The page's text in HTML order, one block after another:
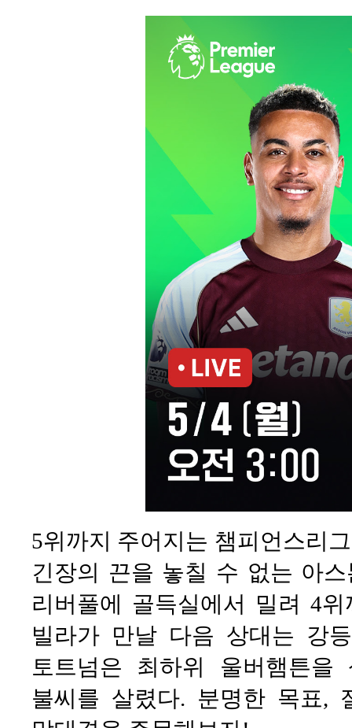
5위까지 주어지는 챔피언스리
긴장의 끈을 놓칠 수 없는 아
리버풀에 골득실에서 밀려 4
빌라가 만날 다음 상대는 강
토트넘은 최하위 울버햄튼
불씨를 살렸다. 분명한 목표,